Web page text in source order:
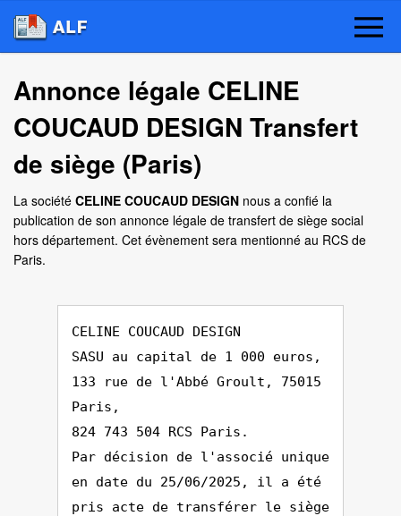
Annonce légale CELINE
COUCAUD DESIGN Transfert
de siège (Paris)
La société CELINE COUCAUD DESIGN nous a confié la
publication de son annonce légale de transfert de siège social
hors département. Cet évènement sera mentionné au RCS de
Paris.
CELINE COUCAUD DESIGN
SASU au capital de 1 000 euros,
133 rue de l'Abbé Groult, 75015
Paris,
824 743 504 RCS Paris.
Par décision de l'associé unique
en date du 25/06/2025, il a été
pris acte de transférer le siège